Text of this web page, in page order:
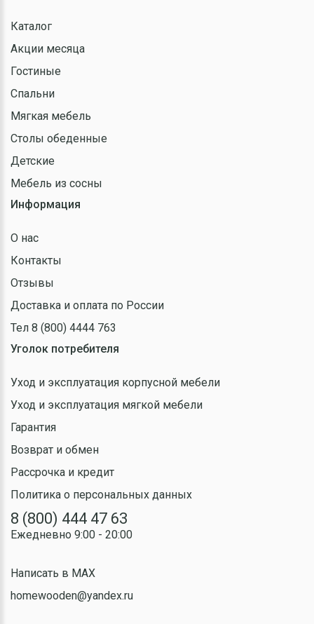
Каталог
Акции месяца
Гостиные
Спальни
Мягкая мебель
Столы обеденные
Детские
Мебель из сосны
Информация
О нас
Контакты
Отзывы
Доставка и оплата по России
Тел 8 (800) 4444 763
Уголок потребителя
Уход и эксплуатация корпусной мебели
Уход и эксплуатация мягкой мебели
Гарантия
Возврат и обмен
Рассрочка и кредит
Политика о персональных данных
8 (800) 444 47 63
Ежедневно 9:00 - 20:00
Написать в MAX
homewooden@yandex.ru